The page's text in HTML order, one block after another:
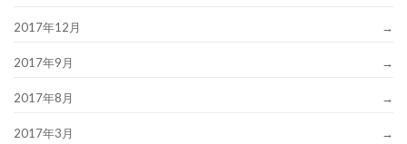
2017年12月
2017年9月
2017年8月
2017年3月